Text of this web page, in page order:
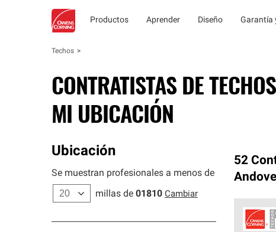
Productos Aprender Diseño Garantía
Techos
CONTRATISTAS DE
MI UBICACIÓN
Ubicación
Se muestran profesionales a menos de
millas de 01810 Cambiar
52